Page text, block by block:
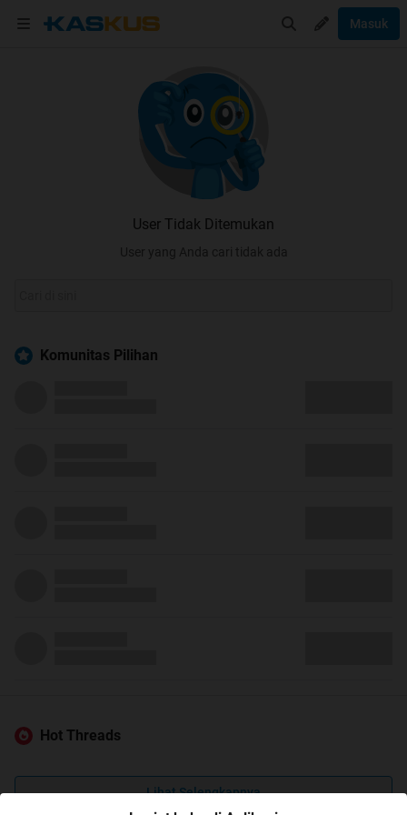
Masuk
User Tidak Ditemukan
User yang Anda cari tidak ada
Komunitas Pilihan
Hot Threads
Lihat Selengkapnya